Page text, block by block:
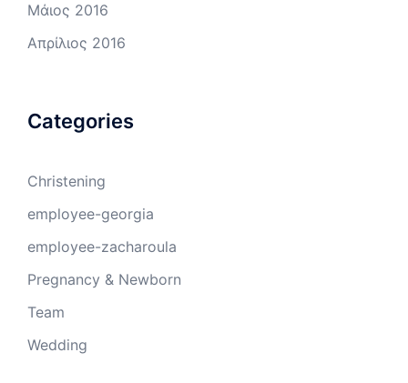
Μάιος 2016
Απρίλιος 2016
Categories
Christening
employee-georgia
employee-zacharoula
Pregnancy & Newborn
Team
Wedding